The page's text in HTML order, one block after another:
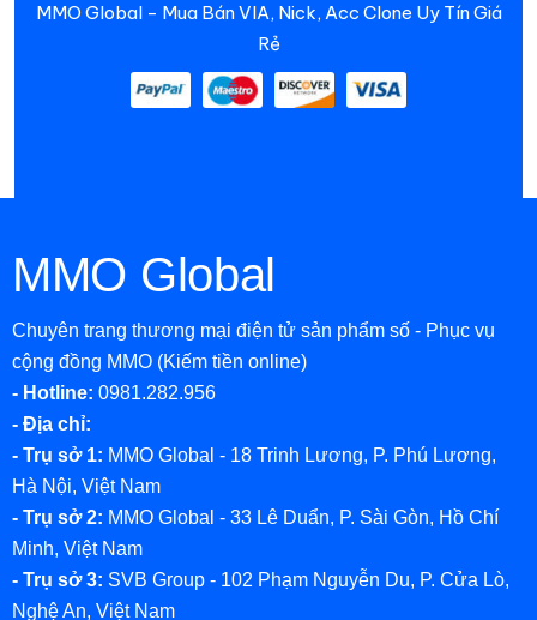
MMO Global - Mua Bán VIA, Nick, Acc Clone Uy Tín Giá
Rẻ
MMO Global
Chuyên trang thương mại điện tử sản phẩm số - Phục vụ
cộng đồng MMO (Kiếm tiền online)
- Hotline: 0981.282.956
- Địa chỉ:
- Trụ sở 1: MMO Global - 18 Trinh Lương, P. Phú Lương,
Hà Nội, Việt Nam
- Trụ sở 2: MMO Global - 33 Lê Duẩn, P. Sài Gòn, Hồ Chí
Minh, Việt Nam
- Trụ sở 3: SVB Group - 102 Phạm Nguyễn Du, P. Cửa Lò,
Nghệ An, Việt Nam